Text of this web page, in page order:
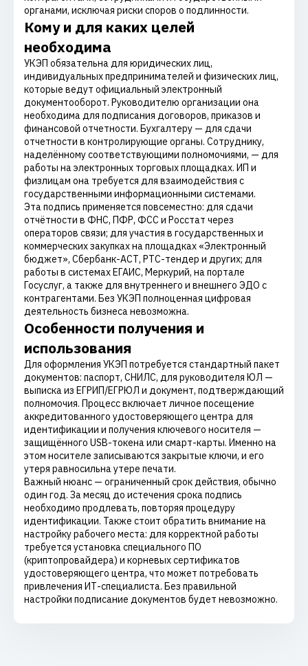
органами, исключая риски споров о подлинности.
Кому и для каких целей
необходима
УКЭП обязательна для юридических лиц,
индивидуальных предпринимателей и физических лиц,
которые ведут официальный электронный
документооборот. Руководителю организации она
необходима для подписания договоров, приказов и
финансовой отчетности. Бухгалтеру — для сдачи
отчетности в контролирующие органы. Сотруднику,
наделённому соответствующими полномочиями, — для
работы на электронных торговых площадках. ИП и
физлицам она требуется для взаимодействия с
государственными информационными системами.
Эта подпись применяется повсеместно: для сдачи
отчётности в ФНС, ПФР, ФСС и Росстат через
операторов связи; для участия в государственных и
коммерческих закупках на площадках «Электронный
бюджет», Сбербанк-АСТ, РТС-тендер и других; для
работы в системах ЕГАИС, Меркурий, на портале
Госуслуг, а также для внутреннего и внешнего ЭДО с
контрагентами. Без УКЭП полноценная цифровая
деятельность бизнеса невозможна.
Особенности получения и
использования
Для оформления УКЭП потребуется стандартный пакет
документов: паспорт, СНИЛС, для руководителя ЮЛ —
выписка из ЕГРИП/ЕГРЮЛ и документ, подтверждающий
полномочия. Процесс включает личное посещение
аккредитованного удостоверяющего центра для
идентификации и получения ключевого носителя —
защищённого USB-токена или смарт-карты. Именно на
этом носителе записываются закрытые ключи, и его
утеря равносильна утере печати.
Важный нюанс — ограниченный срок действия, обычно
один год. За месяц до истечения срока подпись
необходимо продлевать, повторяя процедуру
идентификации. Также стоит обратить внимание на
настройку рабочего места: для корректной работы
требуется установка специального ПО
(криптопровайдера) и корневых сертификатов
удостоверяющего центра, что может потребовать
привлечения ИТ-специалиста. Без правильной
настройки подписание документов будет невозможно.